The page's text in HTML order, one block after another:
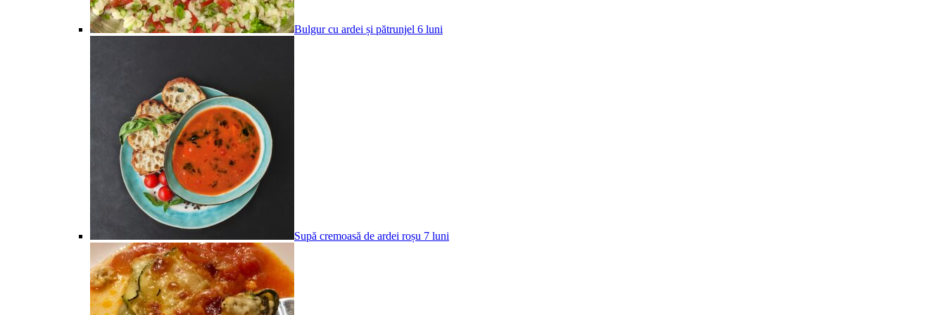
Bulgur cu ardei și pătrunjel 6 luni
Supă cremoasă de ardei roșu 7 luni